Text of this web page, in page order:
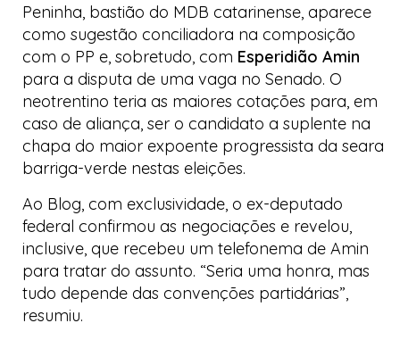
Peninha, bastião do MDB catarinense, aparece
como sugestão conciliadora na composição
com o PP e, sobretudo, com Esperidião Amin
para a disputa de uma vaga no Senado. O
neotrentino teria as maiores cotações para, em
caso de aliança, ser o candidato a suplente na
chapa do maior expoente progressista da seara
barriga-verde nestas eleições.
Ao Blog, com exclusividade, o ex-deputado
federal confirmou as negociações e revelou,
inclusive, que recebeu um telefonema de Amin
para tratar do assunto. “Seria uma honra, mas
tudo depende das convenções partidárias”,
resumiu.